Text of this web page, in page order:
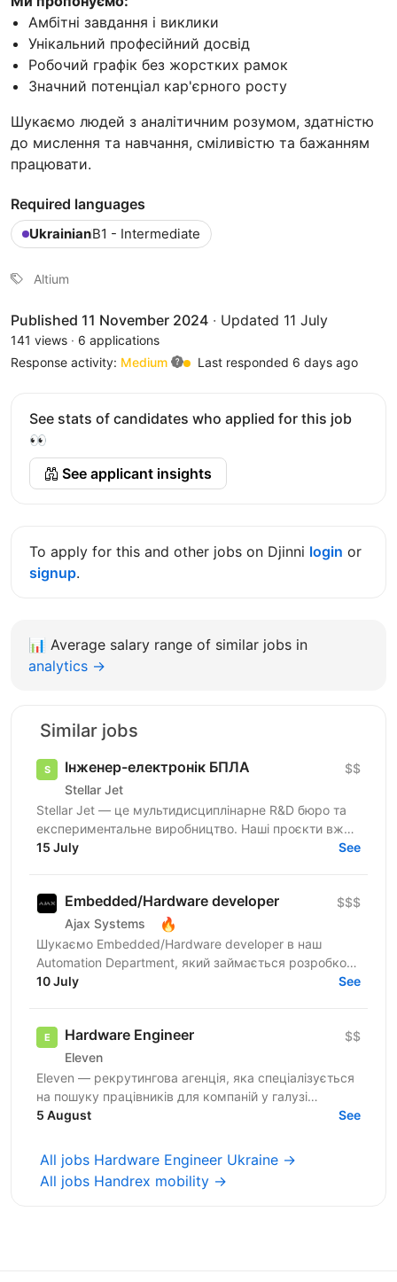
Амбітні завдання і виклики
Унікальний професійний досвід
Робочий графік без жорстких рамок
Значний потенціал кар'єрного росту
Шукаємо людей з аналітичним розумом, здатністю
до мислення та навчання, сміливістю та бажанням
працювати.
Required languages
UkrainianB1 - Intermediate
Altium
Published 11 November 2024 · Updated 11 July
141 views · 6 applications
Response activity: Medium Last responded 6 days ago
See stats of candidates who applied for this job
👀
See applicant insights
To apply for this and other jobs on Djinni login or
signup.
📊 Average salary range of similar jobs in
analytics →
Similar jobs
Інженер-електронік БПЛА
Stellar Jet
$$
Stellar Jet — це мультидисциплінарне R&D бюро та
експериментальне виробництво. Наші проєкти вже
довели свою ефективність, і ми продовжуємо
15 July See
Embedded/Hardware developer
Ajax Systems 🔥
$$$
Шукаємо Embedded/Hardware developer в наш
Automation Department, який займається розробкою
програмно-апаратних комплексів для тестування
10 July See
Hardware Engineer
Eleven
$$
Eleven — рекрутингова агенція, яка спеціалізується
на пошуку працівників для компаній у галузі
військових технологій. Наша мета — підтримувати
5 August See
All jobs Hardware Engineer Ukraine →
All jobs Handrex mobility →